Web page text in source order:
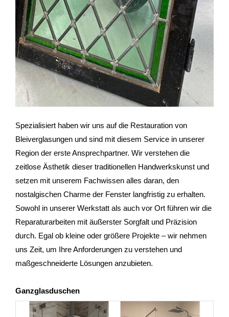
Spezialisiert haben wir uns auf die Restauration von
Bleiverglasungen und sind mit diesem Service in unserer
Region der erste Ansprechpartner. Wir verstehen die
zeitlose Ästhetik dieser traditionellen Handwerkskunst und
setzen mit unserem Fachwissen alles daran, den
nostalgischen Charme der Fenster langfristig zu erhalten.
Sowohl in unserer Werkstatt als auch vor Ort führen wir die
Reparaturarbeiten mit äußerster Sorgfalt und Präzision
durch. Egal ob kleine oder größere Projekte – wir nehmen
uns Zeit, um Ihre Anforderungen zu verstehen und
maßgeschneiderte Lösungen anzubieten.
Ganzglasduschen